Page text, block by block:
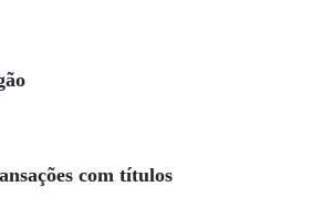
com títulos